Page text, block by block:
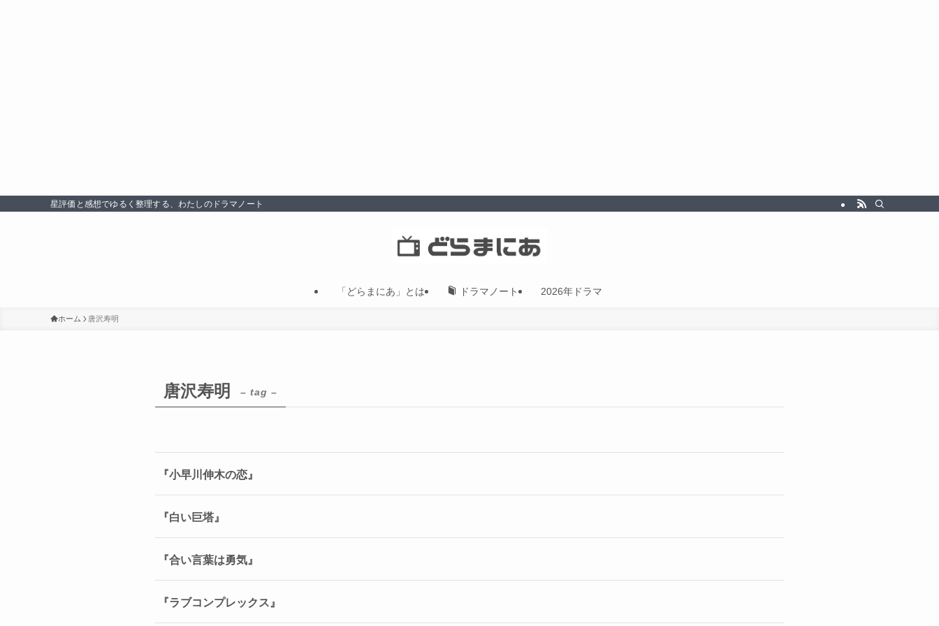
星評価と感想でゆるく整理する、わたしのドラマノート
「どらまにあ」とは ドラマノート 2026年ドラマ
ホーム 唐沢寿明
唐沢寿明 – tag –
『小早川伸木の恋』
『白い巨塔』
『合い言葉は勇気』
『ラブコンプレックス』